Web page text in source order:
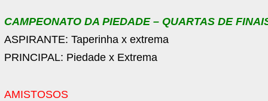
CAMPEONATO DA PIEDADE – QUARTAS DE
ASPIRANTE: Taperinha x extrema
PRINCIPAL: Piedade x Extrema
AMISTOSOS